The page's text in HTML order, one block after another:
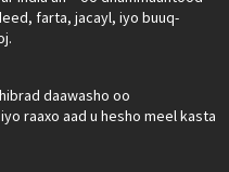
farta, jacayl, iyo buuq-
daawasho oo
raaxo aad u hesho meel kasta